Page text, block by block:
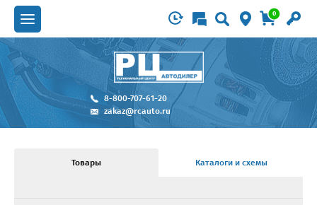
0
8-800-707-61-20
zakaz@rcauto.ru
Товары Каталоги и схемы